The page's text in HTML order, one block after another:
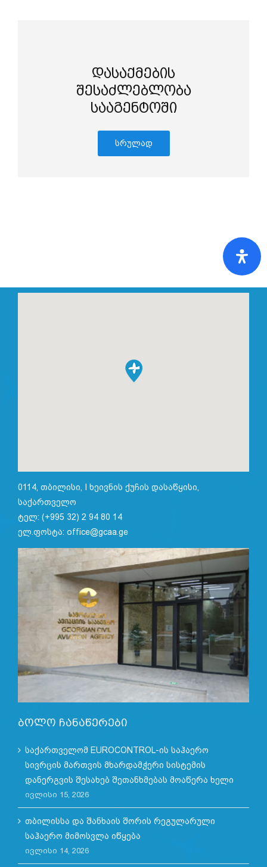
დასაქმების
შესაძლებლობა
სააგენტოში
სრულად
0114, თბილისი, I ხეივნის ქუჩის დასაწყისი,
საქართველო
ტელ: (+995 32) 2 94 80 14
ელ.ფოსტა: office@gcaa.ge
ბოლო ჩანაწერები
საქართველომ EUROCONTROL-ის საჰაერო
სივრცის მართვის მხარდამჭერი სისტემის
დანერგვის შესახებ შეთანხმებას მოაწერა ხელი
ივლისი 15, 2026
თბილისსა და შანხაის შორის რეგულარული
საჰაერო მიმოსვლა იწყება
ივლისი 14, 2026